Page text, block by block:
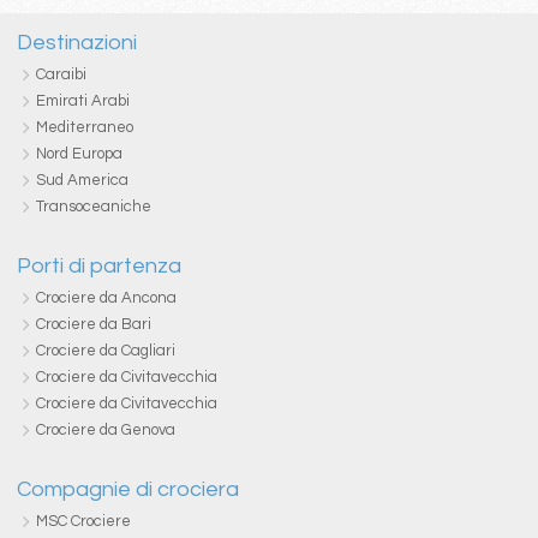
Destinazioni
Caraibi
Emirati Arabi
Mediterraneo
Nord Europa
Sud America
Transoceaniche
Porti di partenza
Crociere da Ancona
Crociere da Bari
Crociere da Cagliari
Crociere da Civitavecchia
Crociere da Civitavecchia
Crociere da Genova
Compagnie di crociera
MSC Crociere